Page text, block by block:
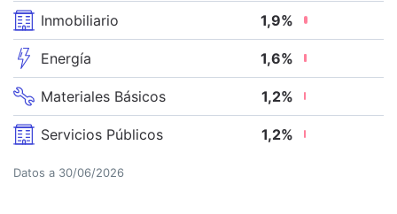
Inmobiliario 1,9%
Energía 1,6%
Materiales Básicos 1,2%
Servicios Públicos 1,2%
Datos a 30/06/2026